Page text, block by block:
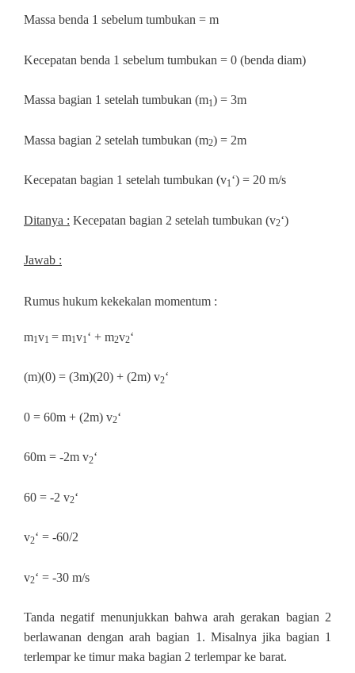
Massa benda 1 sebelum tumbukan = m
Kecepatan benda 1 sebelum tumbukan = 0 (benda diam)
Massa bagian 1 setelah tumbukan (m1) = 3m
Massa bagian 2 setelah tumbukan (m2) = 2m
Kecepatan bagian 1 setelah tumbukan (v1 ‘) = 20 m/s
Ditanya : Kecepatan bagian 2 setelah tumbukan (v2‘)
Jawab :
Rumus hukum kekekalan momentum :
m1v1 = m1v1‘ + m2v2‘
(m)(0) = (3m)(20) + (2m) v2‘
0 = 60m + (2m) v2‘
60m = -2m v2‘
60 = -2 v2‘
v2‘ = -60/2
v2‘ = -30 m/s
Tanda negatif menunjukkan bahwa arah gerakan bagian 2
berlawanan dengan arah bagian 1. Misalnya jika bagian 1
terlempar ke timur maka bagian 2 terlempar ke barat.